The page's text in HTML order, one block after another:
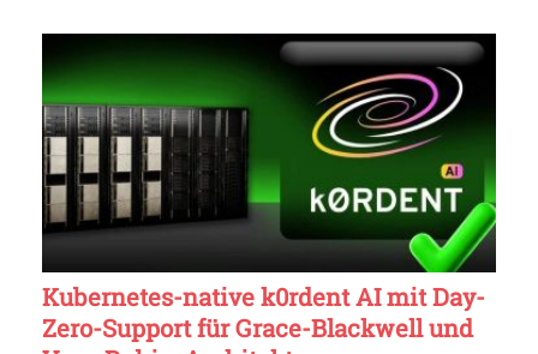
Kubernetes-native k0rdent AI mit Day-
Zero-Support für Grace-Blackwell und